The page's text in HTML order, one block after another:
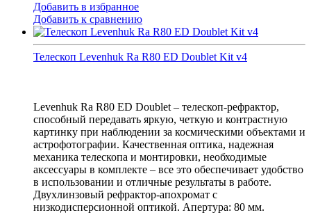
Добавить в избранное
Добавить к сравнению
Телескоп Levenhuk Ra R80 ED Doublet Kit v4
Levenhuk Ra R80 ED Doublet – телескоп-рефрактор,
способный передавать яркую, четкую и контрастную
картинку при наблюдении за космическими объектами и
астрофотографии. Качественная оптика, надежная
механика телескопа и монтировки, необходимые
аксессуары в комплекте – все это обеспечивает удобство
в использовании и отличные результаты в работе.
Двухлинзовый рефрактор-апохромат с
низкодисперсионной оптикой. Апертура: 80 мм.